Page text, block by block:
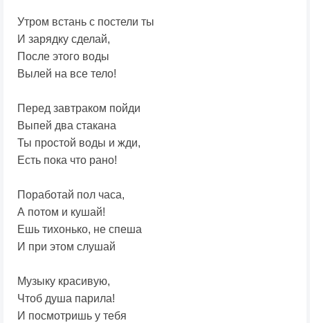
Утром встань с постели ты
И зарядку сделай,
После этого воды
Вылей на все тело!
Перед завтраком пойди
Выпей два стакана
Ты простой воды и жди,
Есть пока что рано!
Поработай пол часа,
А потом и кушай!
Ешь тихонько, не спеша
И при этом слушай
Музыку красивую,
Чтоб душа парила!
И посмотришь у тебя